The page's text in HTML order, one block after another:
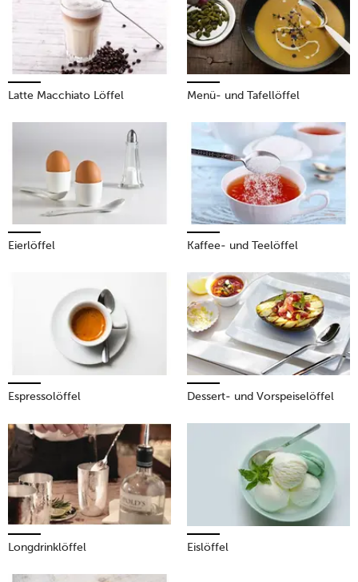
Mehr erfahren!
Latte Macchiato Löffel Menü- und Tafellöffel
Eierlöffel Kaffee- und Teelöffel
Espressolöffel Dessert- und Vorspeiselöffel
Longdrinklöffel Eislöffel